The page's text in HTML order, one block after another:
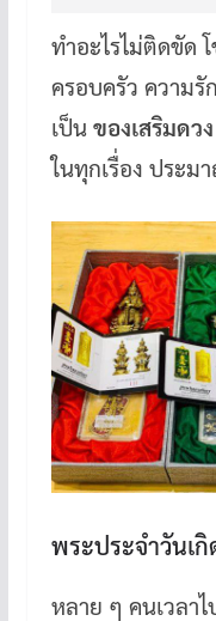
ทำอะไรไม่ติดขัด
ครอบครัว ความรั
เป็น ของเสริมดวง
ในทุกเรื่อง ประม
พระประจำวันเ
หลาย ๆ คนเวลา